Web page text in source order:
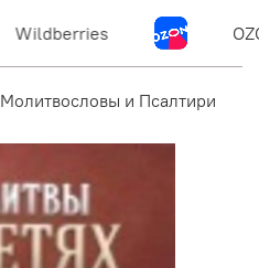
Wildberries
Молитвословы и Псалтири